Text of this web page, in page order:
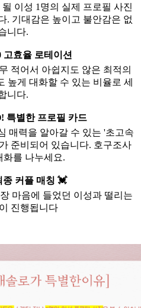
이성 1명의 실제 프로필 사진
. 기대감은 높이고 불안감은 없
니다.
고효율 로테이션
적어서 아쉽지도 않은 최적의
높게 대화할 수 있는 비율로 세
니다.
특별한 프로필 카드
매력을 알아갈 수 있는 '초고속
준비되어 있습니다. 호구조사
화를 나누세요.
종 커플 매칭 💓
마음에 들었던 이성과 떨리는
진행됩니다